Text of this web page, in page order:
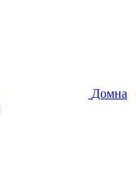
Домна